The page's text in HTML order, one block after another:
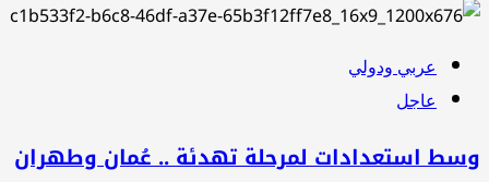
عربي ودولي
عاجل
استعدادات لمرحلة تهدئة .. عُمان وطهران